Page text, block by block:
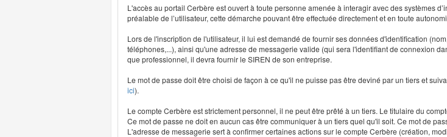
L'accès au portail Cerbère est ouvert à toute personne amenée à interagir avec des systèmes
préalable de l’utilisateur, cette démarche pouvant être effectuée directement et en toute
Lors de l'inscription de l'utilisateur, il lui est demandé de fournir ses données d'identification
téléphones,...), ainsi qu'une adresse de messagerie valide (qui sera l'identifiant de connexion
que professionnel, il devra fournir le SIREN de son entreprise.
Le mot de passe doit être choisi de façon à ce qu'il ne puisse pas être deviné par un tiers et
ici).
Le compte Cerbère est strictement personnel, il ne peut être prêté à un tiers. Le titulaire du
Ce mot de passe ne doit en aucun cas être communiquer à un tiers quel qu'il soit. Ce mot de
L'adresse de messagerie sert à confirmer certaines actions sur le compte Cerbère (création,